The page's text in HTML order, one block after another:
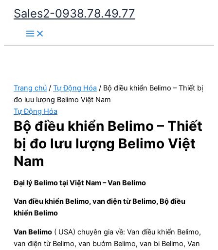
Nhảy
dung
Sales2-0938.78.49.77
Main
Menu
Trang chủ / Tự Động Hóa / Bộ điều khiển Belimo – Thiết bị
đo lưu lượng Belimo Việt Nam
Tự Động Hóa
Bộ điều khiển Belimo – Thiết
bị đo lưu lượng Belimo Việt
Nam
Đại lý Belimo tại Việt Nam – Van Belimo
Van điều khiển Belimo, van điện từ Belimo, Bộ điều
khiển Belimo
Van Belimo ( USA) chuyên gia về: Van điều khiển Belimo,
van điện từ Belimo, van bướm Belimo, van bi Belimo, Van